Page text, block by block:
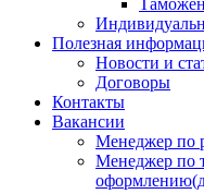
Полезная
Новости и
Договоры
Контакты
Вакансии
Менеджер по
Менеджер по